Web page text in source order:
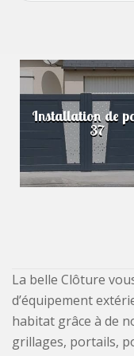
Installation de
37
La belle Clôture
d’équipement
habitat grâce à de
grillages, portails,